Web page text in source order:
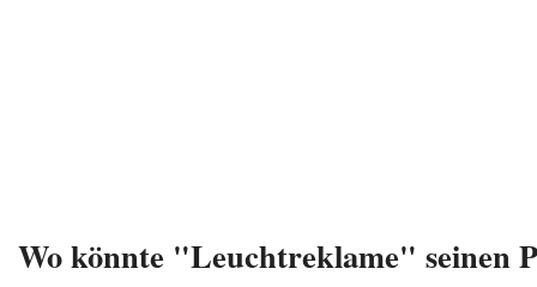
Wo könnte "Leuchtreklame" seinen